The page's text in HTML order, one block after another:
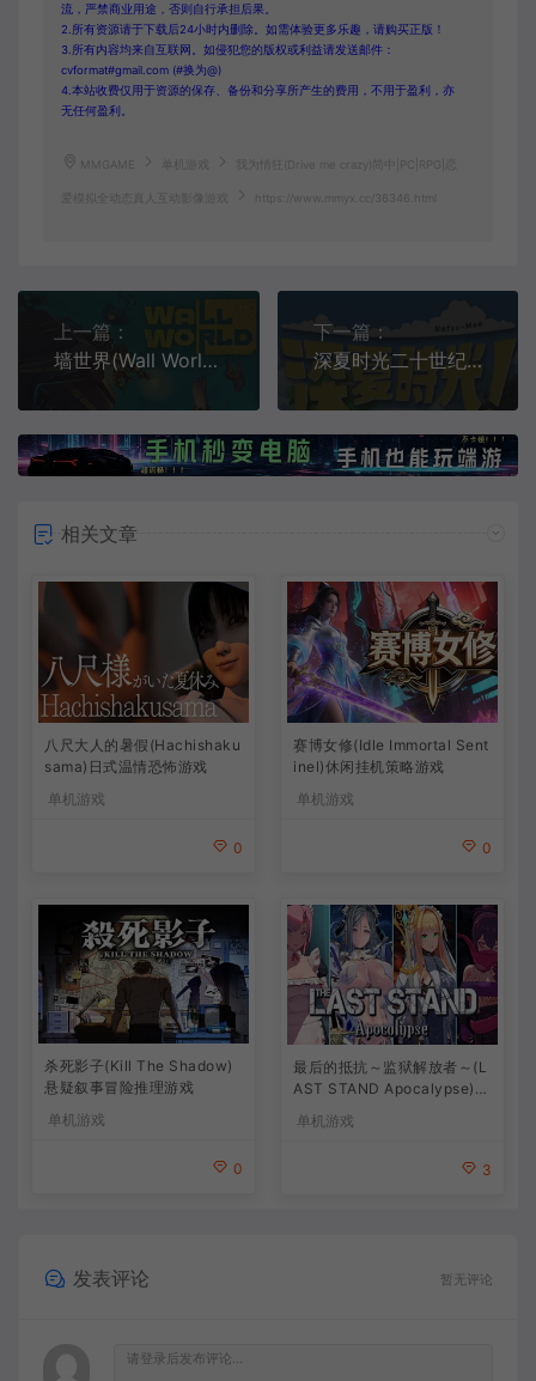
流，严禁商业用途，否则自行承担后果。
2.所有资源请于下载后24小时内删除。如需体验更多乐趣，请购买正版！
3.所有内容均来自互联网。如侵犯您的版权或利益请发送邮件：
cvformat#gmail.com (#换为@)
4.本站收费仅用于资源的保存、备份和分享所产生的费用，不用于盈利，亦
无任何盈利。
MMGAME 我为情狂(Drive me crazy)简中|PC|RPG|恋
爱模拟全动态真人互动影像游戏 https://www.mmyx.cc/36346.html
上一篇：
墙世界(Wall World)简中|PC|SLG|像素风挖掘探索策略游戏
下一篇：
深夏时光二十世纪的暑假(Natsu-Mon: 20th Century Summer Kid)简中|PC|ACT|开放世界冒险游戏
相关文章
八尺大人的暑假(Hachishaku
sama)日式温情恐怖游戏
单机游戏
0
赛博女修(Idle Immortal Sent
inel)休闲挂机策略游戏
单机游戏
0
杀死影子(Kill The Shadow)
悬疑叙事冒险推理游戏
单机游戏
0
最后的抵抗～监狱解放者～(L
AST STAND Apocalypse)卡
单机游戏
3
发表评论 暂无评论